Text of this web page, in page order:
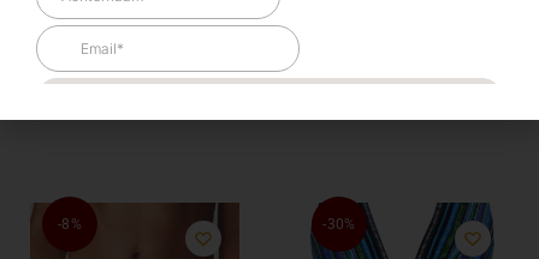
Krisline Candy HighWaist PINK
34,00
Opties selecteren Opties selecteren
-8% -30%